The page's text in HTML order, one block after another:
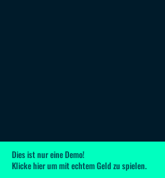
Dies ist nur eine Demo!
Klicke hierum mit echtem Geld zu spielen.